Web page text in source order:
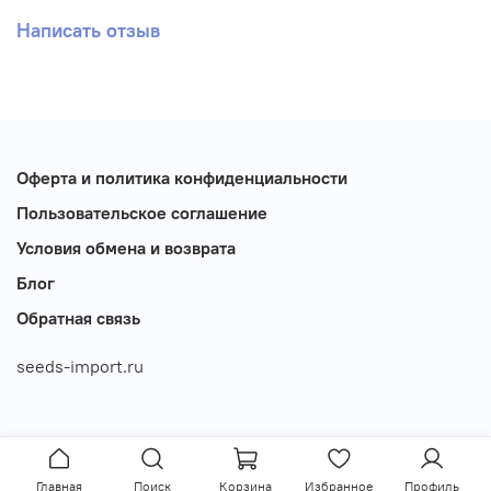
Написать отзыв
Оферта и политика конфиденциальности
Пользовательское соглашение
Условия обмена и возврата
Блог
Обратная связь
seeds-import.ru
Главная Поиск Корзина Избранное Профиль